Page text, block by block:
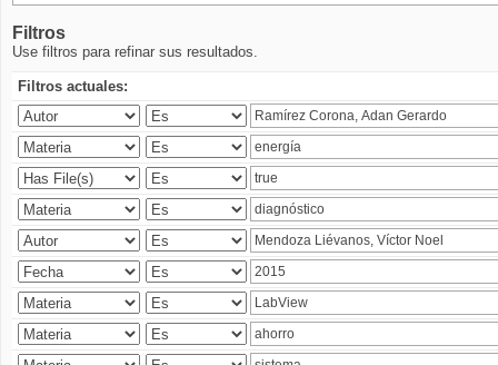
Filtros
Use filtros para refinar sus resultados.
Filtros actuales: